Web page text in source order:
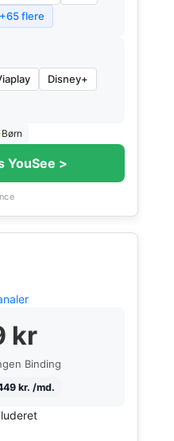
+65 flere
Disney+
Børn
YouSee >
kr
Binding
kr. /md.